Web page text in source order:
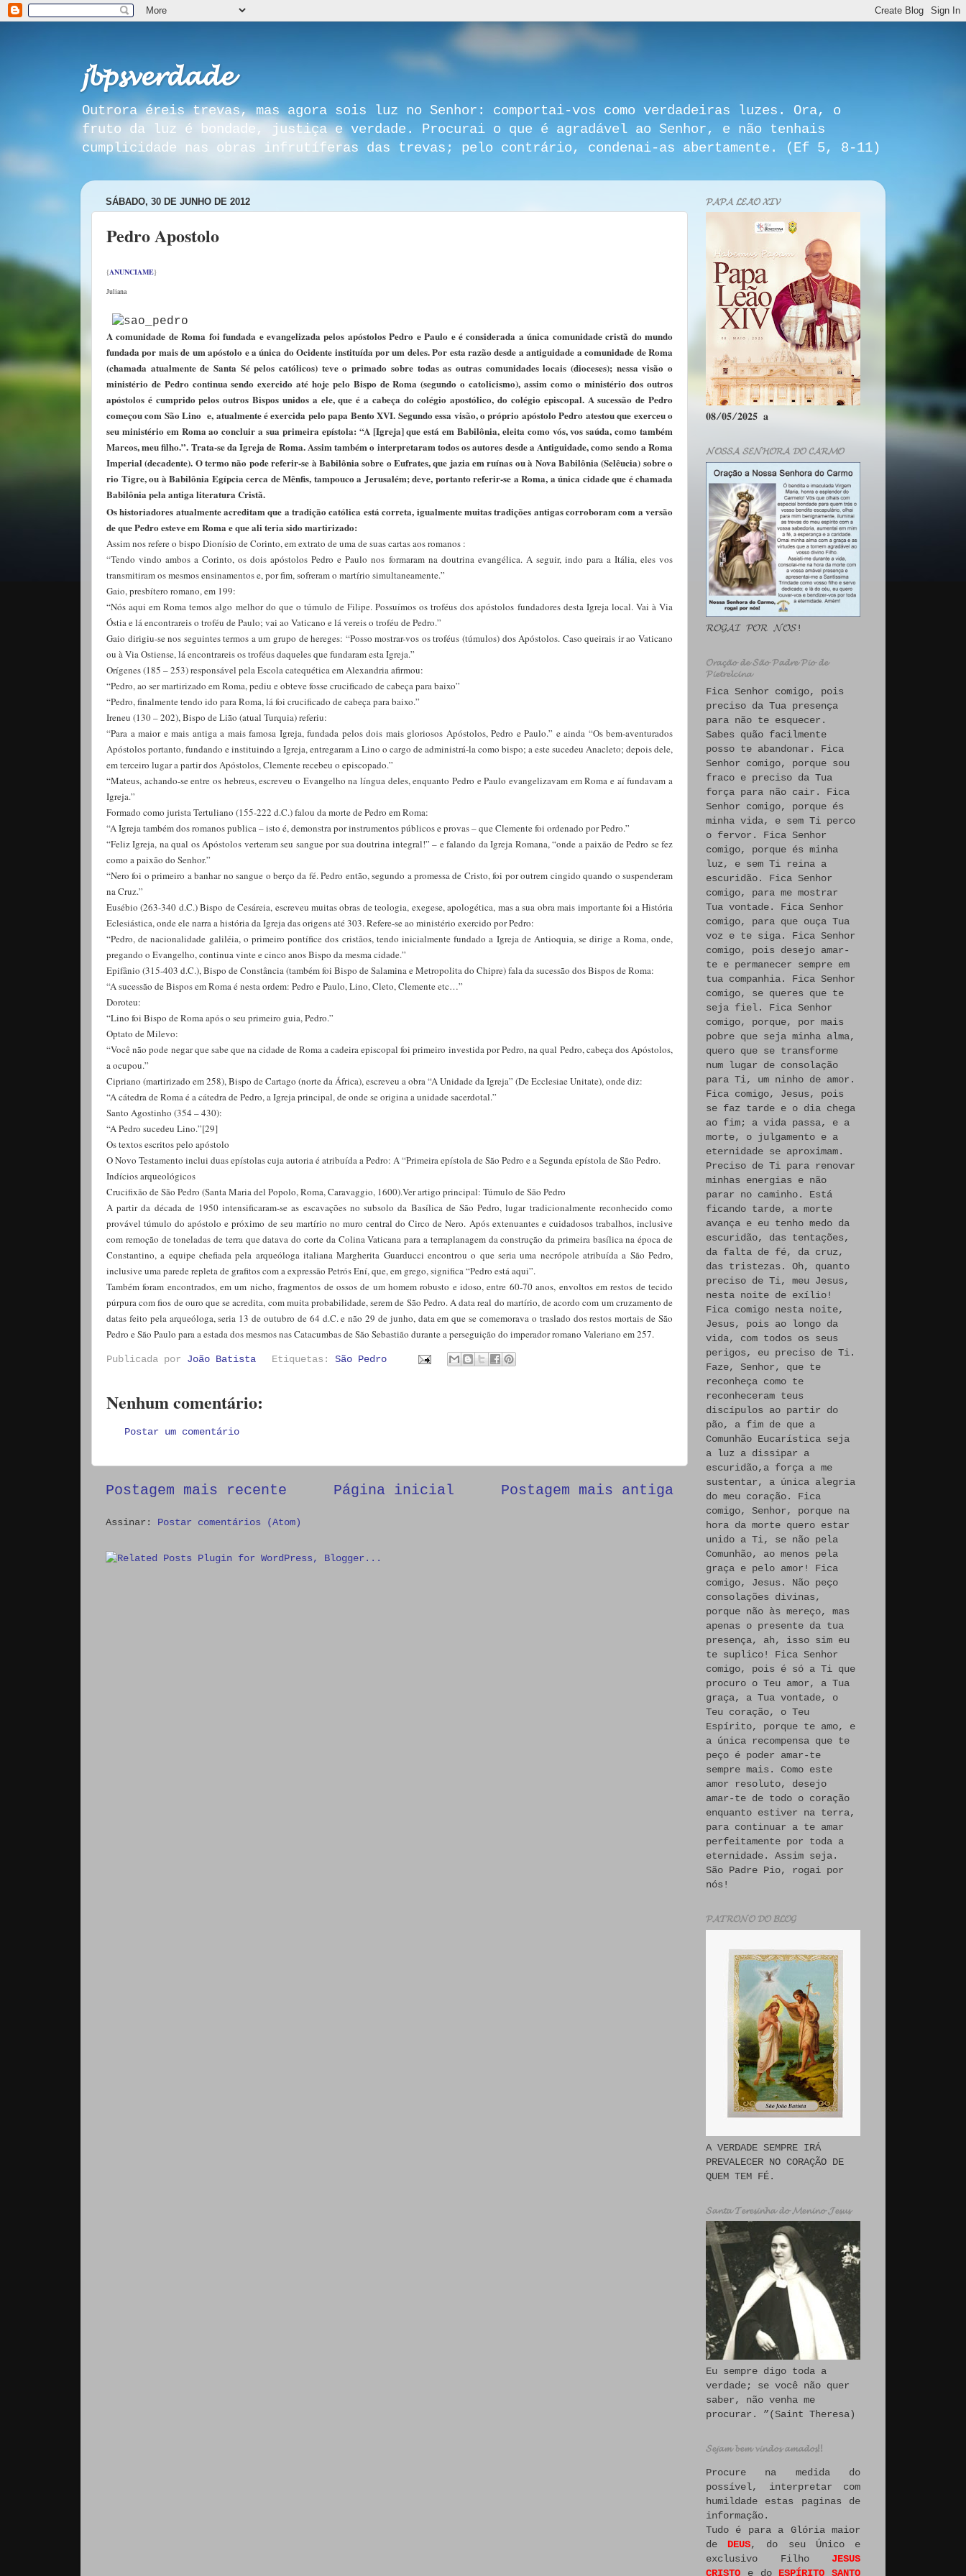
𝓳𝓫𝓹𝓼𝓿𝓮𝓻𝓭𝓪𝓭𝓮
Outrora éreis trevas, mas agora sois luz no Senhor: comportai-vos como verdadeiras luzes. Ora, o
fruto da luz é bondade, justiça e verdade. Procurai o que é agradável ao Senhor, e não tenhais
cumplicidade nas obras infrutíferas das trevas; pelo contrário, condenai-as abertamente. (Ef 5, 8-11)
SÁBADO, 30 DE JUNHO DE 2012
Pedro Apostolo
{ANUNCIAME}
Juliana
A comunidade de Roma foi fundada e evangelizada pelos apóstolos Pedro e Paulo e é considerada a única comunidade cristã do mundo
fundada por mais de um apóstolo e a única do Ocidente instituída por um deles. Por esta razão desde a antiguidade a comunidade de Roma
(chamada atualmente de Santa Sé pelos católicos) teve o primado sobre todas as outras comunidades locais (dioceses); nessa visão o
ministério de Pedro continua sendo exercido até hoje pelo Bispo de Roma (segundo o catolicismo), assim como o ministério dos outros
apóstolos é cumprido pelos outros Bispos unidos a ele, que é a cabeça do colégio apostólico, do colégio episcopal. A sucessão de Pedro
começou com São Lino e, atualmente é exercida pelo papa Bento XVI. Segundo essa visão, o próprio apóstolo Pedro atestou que exerceu o
seu ministério em Roma ao concluir a sua primeira epístola: “A [Igreja] que está em Babilônia, eleita como vós, vos saúda, como também
Marcos, meu filho.”. Trata-se da Igreja de Roma. Assim também o interpretaram todos os autores desde a Antiguidade, como sendo a Roma
Imperial (decadente). O termo não pode referir-se à Babilônia sobre o Eufrates, que jazia em ruínas ou à Nova Babilônia (Selêucia) sobre o
rio Tigre, ou à Babilônia Egípcia cerca de Mênfis, tampouco a Jerusalém; deve, portanto referir-se a Roma, a única cidade que é chamada
Babilônia pela antiga literatura Cristã.
Os historiadores atualmente acreditam que a tradição católica está correta, igualmente muitas tradições antigas corroboram com a versão
de que Pedro esteve em Roma e que ali teria sido martirizado:
Assim nos refere o bispo Dionísio de Corinto, em extrato de uma de suas cartas aos romanos :
“Tendo vindo ambos a Corinto, os dois apóstolos Pedro e Paulo nos formaram na doutrina evangélica. A seguir, indo para a Itália, eles vos
transmitiram os mesmos ensinamentos e, por fim, sofreram o martírio simultaneamente.”
Gaio, presbítero romano, em 199:
“Nós aqui em Roma temos algo melhor do que o túmulo de Filipe. Possuímos os troféus dos apóstolos fundadores desta Igreja local. Vai à Via
Óstia e lá encontrareis o troféu de Paulo; vai ao Vaticano e lá vereis o troféu de Pedro.”
Gaio dirigiu-se nos seguintes termos a um grupo de hereges: “Posso mostrar-vos os troféus (túmulos) dos Apóstolos. Caso queirais ir ao Vaticano
ou à Via Ostiense, lá encontrareis os troféus daqueles que fundaram esta Igreja.”
Orígenes (185 – 253) responsável pela Escola catequética em Alexandria afirmou:
“Pedro, ao ser martirizado em Roma, pediu e obteve fosse crucificado de cabeça para baixo”
“Pedro, finalmente tendo ido para Roma, lá foi crucificado de cabeça para baixo.”
Ireneu (130 – 202), Bispo de Lião (atual Turquia) referiu:
“Para a maior e mais antiga a mais famosa Igreja, fundada pelos dois mais gloriosos Apóstolos, Pedro e Paulo.” e ainda “Os bem-aventurados
Apóstolos portanto, fundando e instituindo a Igreja, entregaram a Lino o cargo de administrá-la como bispo; a este sucedeu Anacleto; depois dele,
em terceiro lugar a partir dos Apóstolos, Clemente recebeu o episcopado.”
“Mateus, achando-se entre os hebreus, escreveu o Evangelho na língua deles, enquanto Pedro e Paulo evangelizavam em Roma e aí fundavam a
Igreja.”
Formado como jurista Tertuliano (155-222 d.C.) falou da morte de Pedro em Roma:
“A Igreja também dos romanos publica – isto é, demonstra por instrumentos públicos e provas – que Clemente foi ordenado por Pedro.”
“Feliz Igreja, na qual os Apóstolos verteram seu sangue por sua doutrina integral!” – e falando da Igreja Romana, “onde a paixão de Pedro se fez
como a paixão do Senhor.”
“Nero foi o primeiro a banhar no sangue o berço da fé. Pedro então, segundo a promessa de Cristo, foi por outrem cingido quando o suspenderam
na Cruz.”
Eusébio (263-340 d.C.) Bispo de Cesáreia, escreveu muitas obras de teologia, exegese, apologética, mas a sua obra mais importante foi a História
Eclesiástica, onde ele narra a história da Igreja das origens até 303. Refere-se ao ministério exercido por Pedro:
“Pedro, de nacionalidade galiléia, o primeiro pontífice dos cristãos, tendo inicialmente fundado a Igreja de Antioquia, se dirige a Roma, onde,
pregando o Evangelho, continua vinte e cinco anos Bispo da mesma cidade.”
Epifânio (315-403 d.C.), Bispo de Constância (também foi Bispo de Salamina e Metropolita do Chipre) fala da sucessão dos Bispos de Roma:
“A sucessão de Bispos em Roma é nesta ordem: Pedro e Paulo, Lino, Cleto, Clemente etc…”
Doroteu:
“Lino foi Bispo de Roma após o seu primeiro guia, Pedro.”
Optato de Milevo:
“Você não pode negar que sabe que na cidade de Roma a cadeira episcopal foi primeiro investida por Pedro, na qual Pedro, cabeça dos Apóstolos,
a ocupou.”
Cipriano (martirizado em 258), Bispo de Cartago (norte da África), escreveu a obra “A Unidade da Igreja” (De Ecclesiae Unitate), onde diz:
“A cátedra de Roma é a cátedra de Pedro, a Igreja principal, de onde se origina a unidade sacerdotal.”
Santo Agostinho (354 – 430):
“A Pedro sucedeu Lino.”[29]
Os textos escritos pelo apóstolo
O Novo Testamento inclui duas epístolas cuja autoria é atribuída a Pedro: A “Primeira epístola de São Pedro e a Segunda epístola de São Pedro.
Indícios arqueológicos
Crucifixão de São Pedro (Santa Maria del Popolo, Roma, Caravaggio, 1600).Ver artigo principal: Túmulo de São Pedro
A partir da década de 1950 intensificaram-se as escavações no subsolo da Basílica de São Pedro, lugar tradicionalmente reconhecido como
provável túmulo do apóstolo e próximo de seu martírio no muro central do Circo de Nero. Após extenuantes e cuidadosos trabalhos, inclusive
com remoção de toneladas de terra que datava do corte da Colina Vaticana para a terraplanagem da construção da primeira basílica na época de
Constantino, a equipe chefiada pela arqueóloga italiana Margherita Guarducci encontrou o que seria uma necrópole atribuída a São Pedro,
inclusive uma parede repleta de grafitos com a expressão Petrós Ení, que, em grego, significa “Pedro está aqui”.
Também foram encontrados, em um nicho, fragmentos de ossos de um homem robusto e idoso, entre 60-70 anos, envoltos em restos de tecido
púrpura com fios de ouro que se acredita, com muita probabilidade, serem de São Pedro. A data real do martírio, de acordo com um cruzamento de
datas feito pela arqueóloga, seria 13 de outubro de 64 d.C. e não 29 de junho, data em que se comemorava o traslado dos restos mortais de São
Pedro e São Paulo para a estada dos mesmos nas Catacumbas de São Sebastião durante a perseguição do imperador romano Valeriano em 257.
Publicada por João Batista Etiquetas:São Pedro
Nenhum comentário:
Postar um comentário
Postagem mais recente Postagem mais antiga
Página inicial
Assinar: Postar comentários (Atom)
𝓟𝓐𝓟𝓐 𝓛𝓔𝓐̃𝓞 𝓧𝓘𝓥
𝟎𝟖/𝟎𝟓/𝟐𝟎𝟐𝟓 𝐚
𝓝𝓞𝓢𝓢𝓐 𝓢𝓔𝓝𝓗𝓞𝓡𝓐 𝓓𝓞 𝓒𝓐𝓡𝓜𝓞
𝓡𝓞𝓖𝓐𝓘 𝓟𝓞𝓡 𝓝𝓞́𝓢!
𝓞𝓻𝓪𝓬̧𝓪̃𝓸 𝓭𝓮 𝓢𝓪̃𝓸 𝓟𝓪𝓭𝓻𝓮 𝓟𝓲𝓸 𝓭𝓮
𝓟𝓲𝓮𝓽𝓻𝓮𝓵𝓬𝓲𝓷𝓪
Fica Senhor comigo, pois
preciso da Tua presença
para não te esquecer.
Sabes quão facilmente
posso te abandonar. Fica
Senhor comigo, porque sou
fraco e preciso da Tua
força para não cair. Fica
Senhor comigo, porque és
minha vida, e sem Ti perco
o fervor. Fica Senhor
comigo, porque és minha
luz, e sem Ti reina a
escuridão. Fica Senhor
comigo, para me mostrar
Tua vontade. Fica Senhor
comigo, para que ouça Tua
voz e te siga. Fica Senhor
comigo, pois desejo amar-
te e permanecer sempre em
tua companhia. Fica Senhor
comigo, se queres que te
seja fiel. Fica Senhor
comigo, porque, por mais
pobre que seja minha alma,
quero que se transforme
num lugar de consolação
para Ti, um ninho de amor.
Fica comigo, Jesus, pois
se faz tarde e o dia chega
ao fim; a vida passa, e a
morte, o julgamento e a
eternidade se aproximam.
Preciso de Ti para renovar
minhas energias e não
parar no caminho. Está
ficando tarde, a morte
avança e eu tenho medo da
escuridão, das tentações,
da falta de fé, da cruz,
das tristezas. Oh, quanto
preciso de Ti, meu Jesus,
nesta noite de exílio!
Fica comigo nesta noite,
Jesus, pois ao longo da
vida, com todos os seus
perigos, eu preciso de Ti.
Faze, Senhor, que te
reconheça como te
reconheceram teus
discípulos ao partir do
pão, a fim de que a
Comunhão Eucarística seja
a luz a dissipar a
escuridão,a força a me
sustentar, a única alegria
do meu coração. Fica
comigo, Senhor, porque na
hora da morte quero estar
unido a Ti, se não pela
Comunhão, ao menos pela
graça e pelo amor! Fica
comigo, Jesus. Não peço
consolações divinas,
porque não às mereço, mas
apenas o presente da tua
presença, ah, isso sim eu
te suplico! Fica Senhor
comigo, pois é só a Ti que
procuro o Teu amor, a Tua
graça, a Tua vontade, o
Teu coração, o Teu
Espírito, porque te amo, e
a única recompensa que te
peço é poder amar-te
sempre mais. Como este
amor resoluto, desejo
amar-te de todo o coração
enquanto estiver na terra,
para continuar a te amar
perfeitamente por toda a
eternidade. Assim seja.
São Padre Pio, rogai por
nós!
𝓟𝓐𝓣𝓡𝓞𝓝𝓞 𝓓𝓞 𝓑𝓛𝓞𝓖
A VERDADE SEMPRE IRÁ
PREVALECER NO CORAÇÃO DE
QUEM TEM FÉ.
𝓢𝓪𝓷𝓽𝓪 𝓣𝓮𝓻𝓮𝓼𝓲𝓷𝓱𝓪 𝓭𝓸 𝓜𝓮𝓷𝓲𝓷𝓸 𝓙𝓮𝓼𝓾𝓼
Eu sempre digo toda a
verdade; se você não quer
saber, não venha me
procurar. ”(Saint Theresa)
𝓢𝓮𝓳𝓪𝓶 𝓫𝓮𝓶 𝓿𝓲𝓷𝓭𝓸𝓼 𝓪𝓶𝓪𝓭𝓸𝓼!!
Procure na medida do
possível, interpretar com
humildade estas paginas de
informação.
Tudo é para a Glória maior
de DEUS, do seu Único e
exclusivo Filho JESUS
CRISTO e do ESPÍRITO SANTO